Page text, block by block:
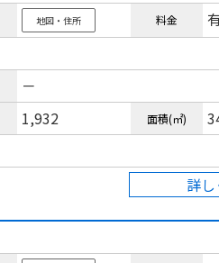
地図・住所 料金
－
1,932 面積(㎡)
詳